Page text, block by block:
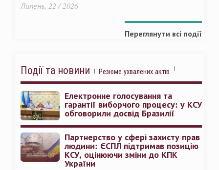
Липень, 22 / 2026
Переглянути всі події
Події та новини Резюме ухвалених актів
Електронне голосування та
гарантії виборчого процесу: у КСУ
обговорили досвід Бразилії
Партнерство у сфері захисту прав
людини: ЄСПЛ підтримав позицію
КСУ, оцінюючи зміни до КПК
України